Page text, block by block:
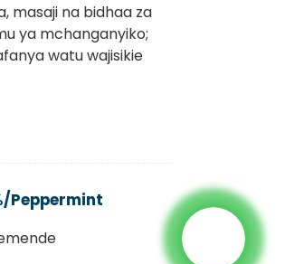
masaji na bidhaa za
ya mchanganyiko;
watu wajisikie
Peppermint